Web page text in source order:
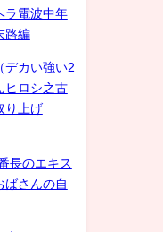
ラ電波中年
路編
デカい強い2
ヒロシ之古
り上げ
長のエキス
ばさんの自